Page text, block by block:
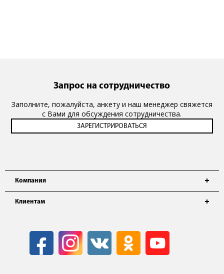
Компания
Клиентам
Запрос на сотрудничество
Заполните, пожалуйста, анкету и наш менеджер свяжется
с Вами для обсуждения сотрудничества.